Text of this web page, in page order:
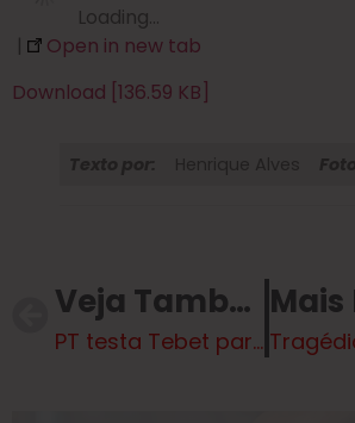
Loading…
|
Open in new tab
Download [136.59 KB]
Veja Também
PT testa Tebet para vice de Haddad e se surpreende com resultado